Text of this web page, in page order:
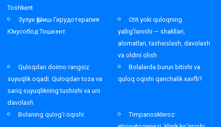
Toshkent
Зулук қўйиш Гирудотерапия
Юнусобод Тошкент
Otit yoki quloqning
yallig’lanishi — shakllari,
alomatlari, tashxislash, davolash
va oldini olish
Quloqdan doimo rangsiz
suyuqlik oqadi. Quloqdan toza va
sariq suyuqlikning tushishi va uni
davolash
Bolalarda burun bitishi va
quloq oqishi qanchalik xavfli?
Bolaning qulog’i oqishi
Timpanoskleroz: